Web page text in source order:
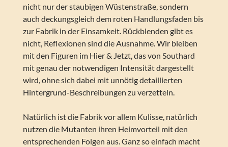
nicht nur der staubigen Wüstenstraße, sondern
auch deckungsgleich dem roten Handlungsfaden bis
zur Fabrik in der Einsamkeit. Rückblenden gibt es
nicht, Reflexionen sind die Ausnahme. Wir bleiben
mit den Figuren im Hier & Jetzt, das von Southard
mit genau der notwendigen Intensität dargestellt
wird, ohne sich dabei mit unnötig detaillierten
Hintergrund-Beschreibungen zu verzetteln.
Natürlich ist die Fabrik vor allem Kulisse, natürlich
nutzen die Mutanten ihren Heimvorteil mit den
entsprechenden Folgen aus. Ganz so einfach macht